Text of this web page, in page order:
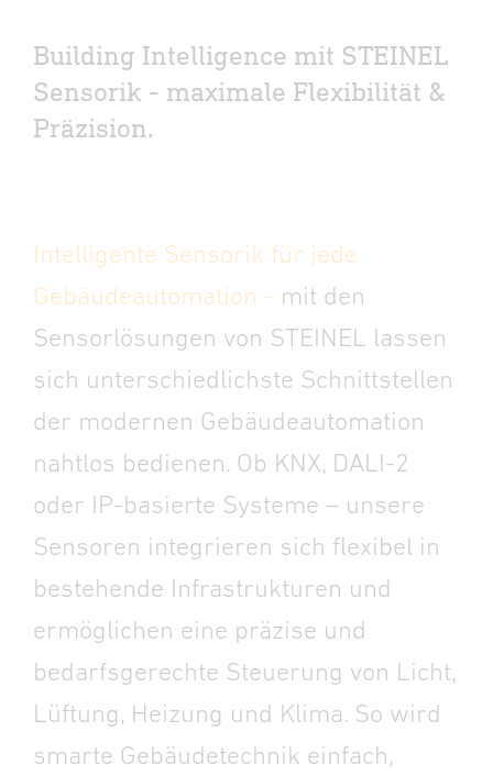
Building Intelligence mit STEINEL
Sensorik - maximale Flexibilität &
Präzision.
Intelligente Sensorik für jede
Gebäudeautomation - mit den
Sensorlösungen von STEINEL lassen
sich unterschiedlichste Schnittstellen
der modernen Gebäudeautomation
nahtlos bedienen. Ob KNX, DALI-2
oder IP-basierte Systeme – unsere
Sensoren integrieren sich flexibel in
bestehende Infrastrukturen und
ermöglichen eine präzise und
bedarfsgerechte Steuerung von Licht,
Lüftung, Heizung und Klima. So wird
smarte Gebäudetechnik einfach,